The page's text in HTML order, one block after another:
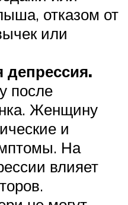
отказом от
или
после
Женщину
и
На
влияет